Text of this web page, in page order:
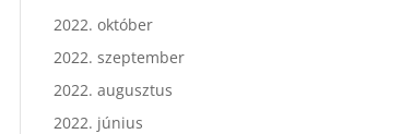
2022. október
2022. szeptember
2022. augusztus
2022. június